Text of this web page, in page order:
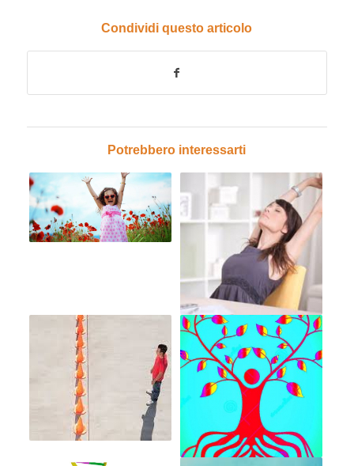
Condividi questo articolo
Potrebbero interessarti